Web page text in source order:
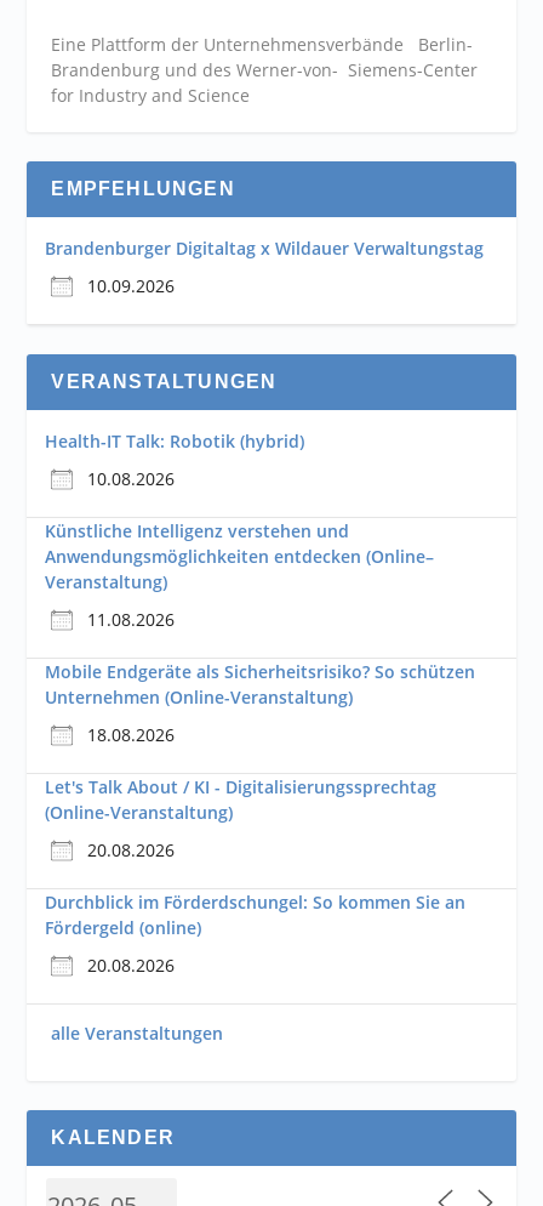
Eine Plattform der Unternehmensverbände Berlin-
Brandenburg und des Werner-von- Siemens-Center
for Industry and Science
EMPFEHLUNGEN
Brandenburger Digitaltag x Wildauer Verwaltungstag
10.09.2026
VERANSTALTUNGEN
Health-IT Talk: Robotik (hybrid)
10.08.2026
Künstliche Intelligenz verstehen und
Anwendungsmöglichkeiten entdecken (Online–
Veranstaltung)
11.08.2026
Mobile Endgeräte als Sicherheitsrisiko? So schützen
Unternehmen (Online-Veranstaltung)
18.08.2026
Let's Talk About / KI - Digitalisierungssprechtag
(Online-Veranstaltung)
20.08.2026
Durchblick im Förderdschungel: So kommen Sie an
Fördergeld (online)
20.08.2026
alle Veranstaltungen
KALENDER